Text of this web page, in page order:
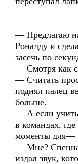
— Предлагаю
Роналду и
засечь по
— Смотря как
— Считать
поднял палец
больше.
— А если
в командах,
моменты для—
— Мне?
издал звук,